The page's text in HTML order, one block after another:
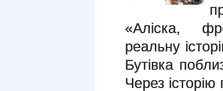
«Аліска,
реальну
Бутівка
Через